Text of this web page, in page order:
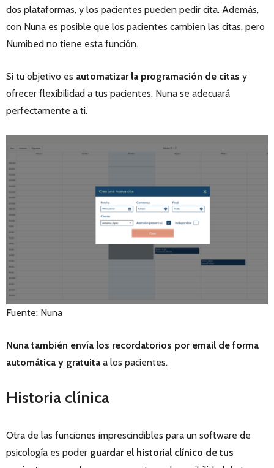
dos plataformas, y los pacientes pueden pedir cita. Además,
con Nuna es posible que los pacientes cambien las citas, pero
Numibed no tiene esta función.
Si tu objetivo es automatizar la programación de citas y
ofrecer flexibilidad a tus pacientes, Nuna se adecuará
perfectamente a ti.
Fuente: Nuna
Nuna también envía los recordatorios por email de forma
automática y gratuita a los pacientes.
Historia clínica
Otra de las funciones imprescindibles para un software de
psicología es poder guardar el historial clínico de tus